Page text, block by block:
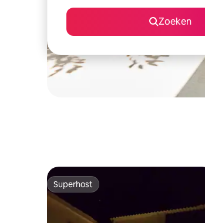
Zoeken
Superhost
Superhost